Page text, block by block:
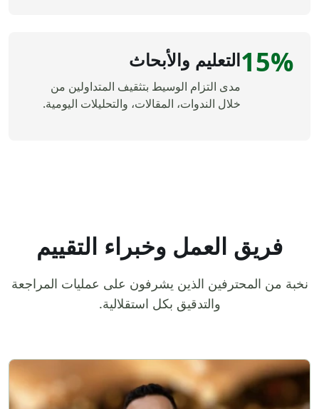
15% التعليم والأبحاث
مدى التزام الوسيط بتثقيف المتداولين من
خلال الندوات، المقالات، والتحليلات اليومية.
فريق العمل وخبراء التقييم
نخبة من المحترفين الذين يشرفون على عمليات المراجعة
والتدقيق بكل استقلالية.